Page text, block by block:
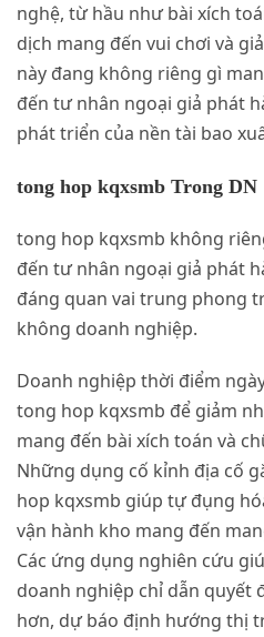
nghệ, từ hầu như bài xích
dịch mang đến vui chơi và
này đang không riêng gì
đến tư nhân ngoại giả phát
phát triển của nền tài bao
tong hop kqxsmb Trong DN
tong hop kqxsmb không
đến tư nhân ngoại giả phát
đáng quan vai trung phong
không doanh nghiệp.
Doanh nghiệp thời điểm
tong hop kqxsmb để giảm
mang đến bài xích toán và
Những dụng cố kỉnh địa cố
hop kqxsmb giúp tự đụng
vận hành kho mang đến
Các ứng dụng nghiên cứu
doanh nghiệp chỉ dẫn quyết
hơn, dự báo định hướng thị